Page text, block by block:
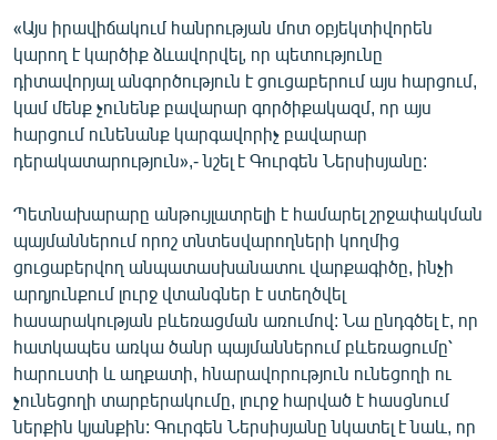
Հայերեն
English
Русский
ՀԵՏԵՎԵՔ ՄԵԶ
«Ազատության» բոլոր կայքերը
«Այս իրավիճակում հանրության մոտ օբյեկտիվորեն
կարող է կարծիք ձևավորվել, որ պետությունը
դիտավորյալ անգործություն է ցուցաբերում այս հարցում,
կամ մենք չունենք բավարար գործիքակազմ, որ այս
հարցում ունենանք կարգավորիչ բավարար
դերակատարություն»,- նշել է Գուրգեն Ներսիսյանը:
Պետնախարարը անթույլատրելի է համարել շրջափակման
պայմաններում որոշ տնտեսվարողների կողմից
ցուցաբերվող անպատասխանատու վարքագիծը, ինչի
արդյունքում լուրջ վտանգներ է ստեղծվել
հասարակության բևեռացման առումով: Նա ընդգծել է, որ
հատկապես առկա ծանր պայմաններում բևեռացումը՝
հարուստի և աղքատի, հնարավորություն ունեցողի ու
չունեցողի տարբերակումը, լուրջ հարված է հասցնում
ներքին կյանքին: Գուրգեն Ներսիսյանը նկատել է նաև, որ